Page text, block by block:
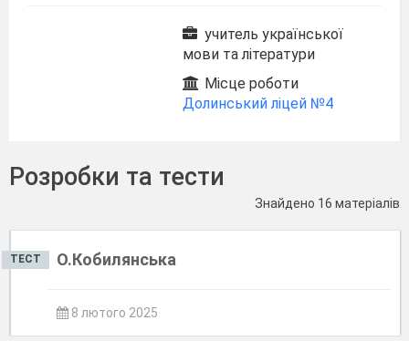
учитель української
мови та літератури
Місце роботи
Долинський ліцей №4
Розробки та тести
Знайдено 16 матеріалів
ТЕСТ О.Кобилянська
8 лютого 2025